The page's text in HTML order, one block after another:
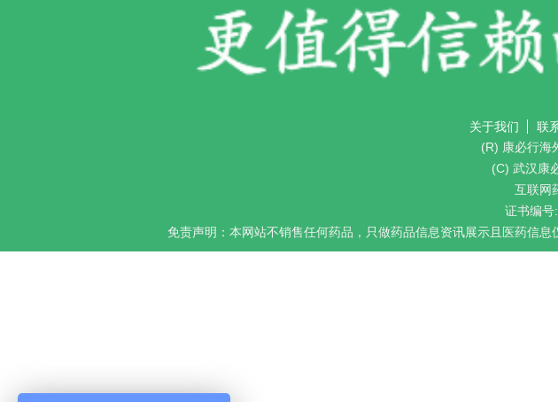
关于我们 联
(R) 康必行海
(C) 武汉康
互联网
证书编
免责声明：本网站不销售任何药品，只做药品信息资讯展示且医药信